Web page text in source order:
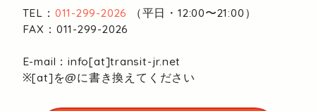
TEL： 011-299-2026
（平日・12:00〜21:00）
FAX：011-299-2026
E-mail：info[at]transit-jr.net
※[at]を@に書き換えてください